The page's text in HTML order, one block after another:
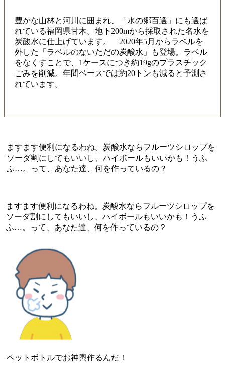
豊かな山林と河川に囲まれ、「水の郷百選」にも選ば
れている福岡県甘木。地下200mから採取された名水を
炭酸水に仕上げています。 2020年5月からラベルを
外した「ラベルのないただの炭酸水」も登場。ラベル
をなくすことで、1ケースにつき約19gのプラスチック
ごみを削減。年間ベースでは約20トンも減ると予測さ
れています。
ますます便利になるわね。炭酸水ならフルーツシロップを
ソーダ割にしてもいいし、ハイボールもいいかも！うふ
ふ…。って、あなた達、何を作っているの？
ますます便利になるわね。炭酸水ならフルーツシロップを
ソーダ割にしてもいいし、ハイボールもいいかも！うふ
ふ…。って、あなた達、何を作っているの？
ペットボトルでお神輿作るんだ！